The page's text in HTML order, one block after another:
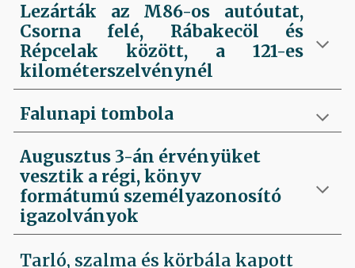
Lezárták az M86-os autóutat,
Csorna felé, Rábakecöl és
Répcelak között, a 121-es
kilométerszelvénynél
Falunapi tombola
Augusztus 3-án érvényüket
vesztik a régi, könyv
formátumú személyazonosító
igazolványok
Tarló, szalma és körbála kapott